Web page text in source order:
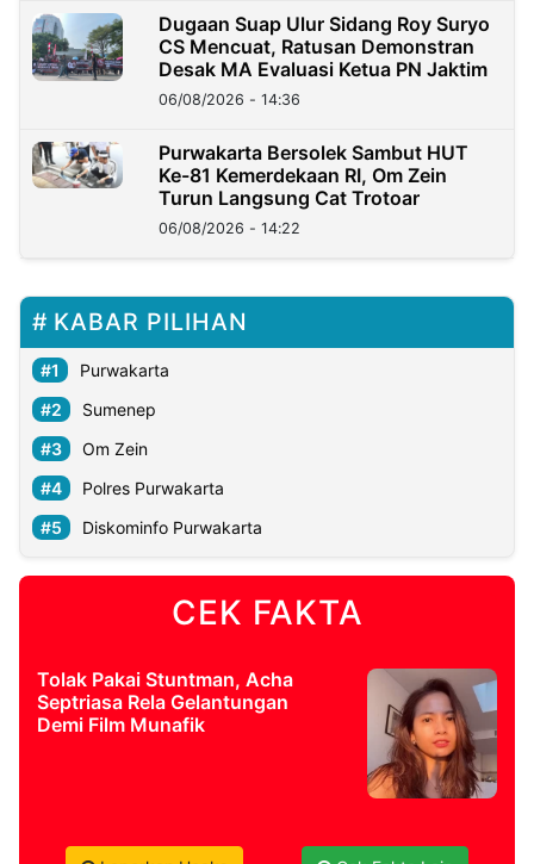
Dugaan Suap Ulur Sidang Roy Suryo
CS Mencuat, Ratusan Demonstran
Desak MA Evaluasi Ketua PN Jaktim
06/08/2026 - 14:36
Purwakarta Bersolek Sambut HUT
Ke-81 Kemerdekaan RI, Om Zein
Turun Langsung Cat Trotoar
06/08/2026 - 14:22
KABAR PILIHAN
Purwakarta
Sumenep
Om Zein
Polres Purwakarta
Diskominfo Purwakarta
CEK FAKTA
Tolak Pakai Stuntman, Acha
Septriasa Rela Gelantungan
Demi Film Munafik